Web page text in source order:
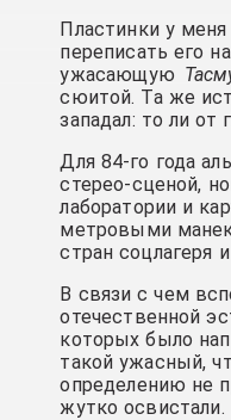
Пластинки у
переписать его
ужасающую
сюитой. Та же
западал: то ли
Для 84-го года
стерео-сценой,
лаборатории и
метровыми
стран соцлагеря
В связи с чем
отечественной
которых было
такой ужасный,
определению не
жутко